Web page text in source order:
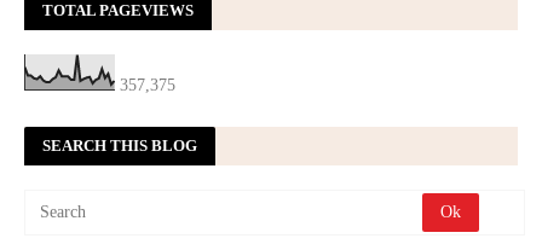
TOTAL PAGEVIEWS
357,375
SEARCH THIS BLOG